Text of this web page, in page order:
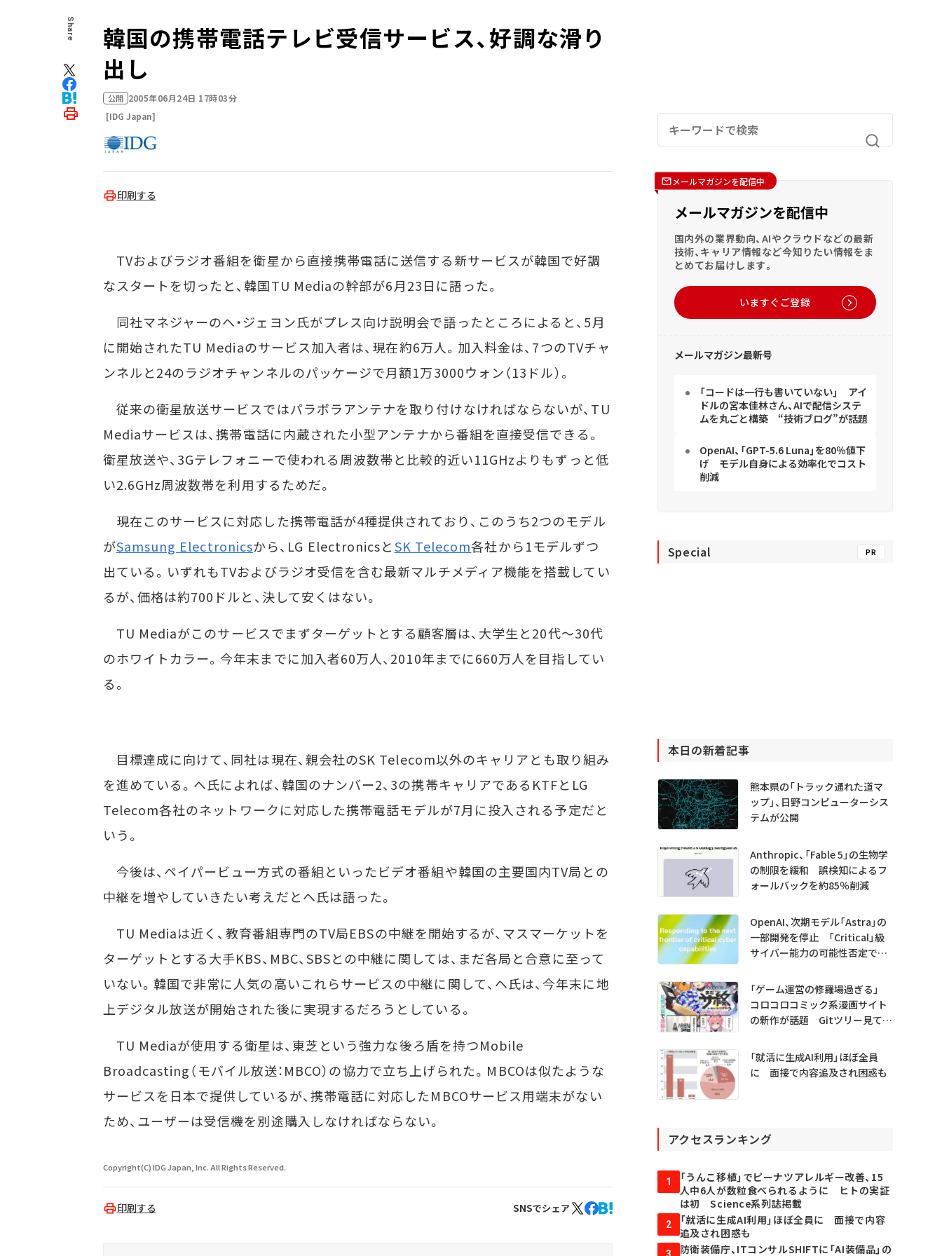
Share
韓国の携帯電話テレビ受信サービス、好調な滑り
出し
公開 2005年06月24日 17時03分
[IDG Japan]
印刷する
TVおよびラジオ番組を衛星から直接携帯電話に送信する新サービスが韓国で好調
なスタートを切ったと、韓国TU Mediaの幹部が6月23日に語った。
同社マネジャーのヘ・ジェヨン氏がプレス向け説明会で語ったところによると、5月
に開始されたTU Mediaのサービス加入者は、現在約6万人。加入料金は、7つのTVチャ
ンネルと24のラジオチャンネルのパッケージで月額1万3000ウォン（13ドル）。
従来の衛星放送サービスではパラボラアンテナを取り付けなければならないが、TU
Mediaサービスは、携帯電話に内蔵された小型アンテナから番組を直接受信できる。
衛星放送や、3Gテレフォニーで使われる周波数帯と比較的近い11GHzよりもずっと低
い2.6GHz周波数帯を利用するためだ。
現在このサービスに対応した携帯電話が4種提供されており、このうち2つのモデル
がSamsung Electronicsから、LG ElectronicsとSK Telecom各社から1モデルずつ
出ている。いずれもTVおよびラジオ受信を含む最新マルチメディア機能を搭載してい
るが、価格は約700ドルと、決して安くはない。
TU Mediaがこのサービスでまずターゲットとする顧客層は、大学生と20代～30代
のホワイトカラー。今年末までに加入者60万人、2010年までに660万人を目指してい
る。
目標達成に向けて、同社は現在、親会社のSK Telecom以外のキャリアとも取り組み
を進めている。ヘ氏によれば、韓国のナンバー2、3の携帯キャリアであるKTFとLG
Telecom各社のネットワークに対応した携帯電話モデルが7月に投入される予定だと
いう。
今後は、ペイパービュー方式の番組といったビデオ番組や韓国の主要国内TV局との
中継を増やしていきたい考えだとヘ氏は語った。
TU Mediaは近く、教育番組専門のTV局EBSの中継を開始するが、マスマーケットを
ターゲットとする大手KBS、MBC、SBSとの中継に関しては、まだ各局と合意に至って
いない。韓国で非常に人気の高いこれらサービスの中継に関して、ヘ氏は、今年末に地
上デジタル放送が開始された後に実現するだろうとしている。
TU Mediaが使用する衛星は、東芝という強力な後ろ盾を持つMobile
Broadcasting（モバイル放送：MBCO）の協力で立ち上げられた。MBCOは似たような
サービスを日本で提供しているが、携帯電話に対応したMBCOサービス用端末がない
ため、ユーザーは受信機を別途購入しなければならない。
Copyright(C) IDG Japan, Inc. All Rights Reserved.
印刷する SNSでシェア
メールマガジンを配信中
メールマガジンを配信中
国内外の業界動向、AIやクラウドなどの最新
技術、キャリア情報など今知りたい情報をま
とめてお届けします。
いますぐご登録
メールマガジン最新号
「コードは一行も書いていない」 アイ
ドルの宮本佳林さん、AIで配信システ
ムを丸ごと構築 “技術ブログ”が話題
OpenAI、「GPT-5.6 Luna」を80％値下
げ モデル自身による効率化でコスト
削減
Special PR
本日の新着記事
熊本県の「トラック通れた道マ
ップ」、日野コンピューターシス
テムが公開
Anthropic、「Fable 5」の生物学
の制限を緩和 誤検知によるフ
ォールバックを約85％削減
OpenAI、次期モデル「Astra」の
一部開発を停止 「Critical」級
サイバー能力の可能性否定でき
「ゲーム運営の修羅場過ぎる」
コロコロコミック系漫画サイト
の新作が話題 Gitツリー見てガ
「就活に生成AI利用」ほぼ全員
に 面接で内容追及され困惑も
アクセスランキング
1
「うんこ移植」でピーナツアレルギー改善、15
人中6人が数粒食べられるように ヒトの実証
は初 Science系列誌掲載
2
「就活に生成AI利用」ほぼ全員に 面接で内容
追及され困惑も
3
防衛装備庁、ITコンサルSHIFTに「AI装備品」の